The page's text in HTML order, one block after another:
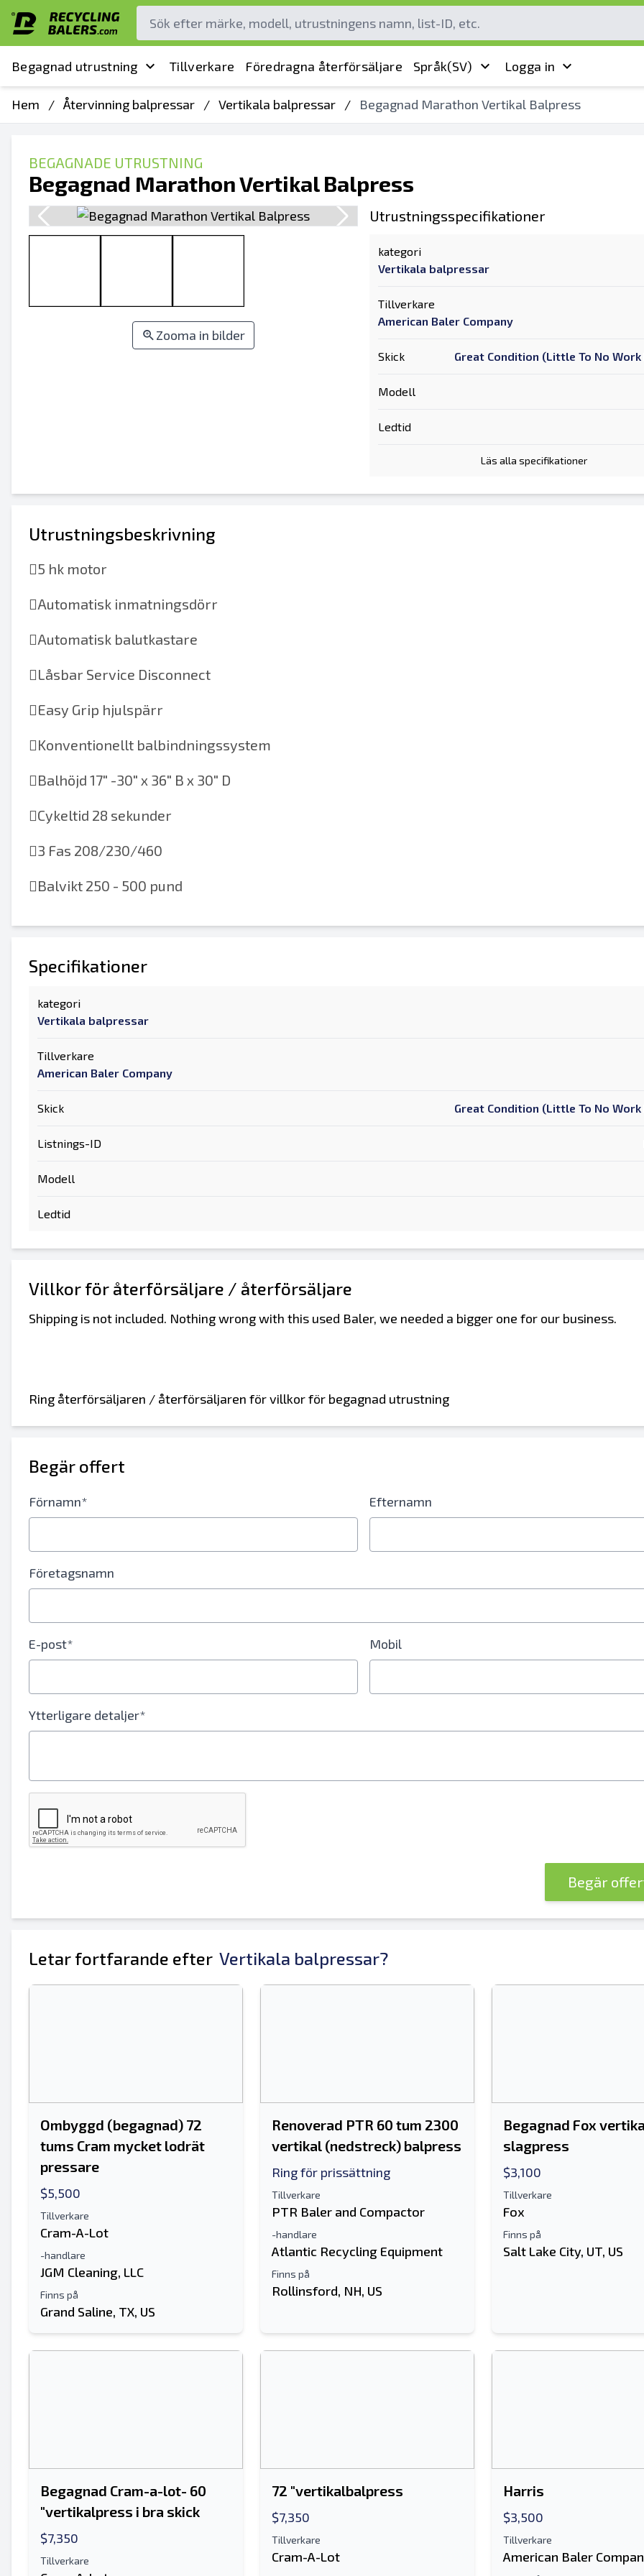
Begagnad utrustning Tillverkare Föredragna återförsäljare Språk(SV) Logga in
Hem / Återvinning balpressar / Vertikala balpressar / Begagnad Marathon Vertikal Balpress
BEGAGNADE UTRUSTNING
Begagnad Marathon Vertikal Balpress
Zooma in bilder
Utrustningsspecifikationer
kategori
Vertikala balpressar
Tillverkare
American Baler Company
Skick Great Condition (Little To No Work
Modell
Ledtid
Läs alla specifikationer
Utrustningsbeskrivning
5 hk motor
Automatisk inmatningsdörr
Automatisk balutkastare
Låsbar Service Disconnect
Easy Grip hjulspärr
Konventionellt balbindningssystem
Balhöjd 17" -30" x 36" B x 30" D
Cykeltid 28 sekunder
3 Fas 208/230/460
Balvikt 250 - 500 pund
Specifikationer
kategori
Vertikala balpressar
Tillverkare
American Baler Company
Skick Great Condition (Little To No Work
Listnings-ID
Modell
Ledtid
Villkor för återförsäljare / återförsäljare
Shipping is not included. Nothing wrong with this used Baler, we needed a bigger one for our business.
Ring återförsäljaren / återförsäljaren för villkor för begagnad utrustning
Begär offert
Förnamn* Efternamn
Företagsnamn
E-post* Mobil
Ytterligare detaljer*
Begär
Send a Message
E-postadress
Mobil
Letar fortfarande efter Vertikala balpressar?
Ombyggd (begagnad) 72
tums Cram mycket lodrät
pressare
$5,500
Tillverkare
Cram-A-Lot
-handlare
JGM Cleaning, LLC
Finns på
Grand Saline, TX, US
Renoverad PTR 60 tum 2300
vertikal (nedstreck) balpress
Ring för prissättning
Tillverkare
PTR Baler and Compactor
-handlare
Atlantic Recycling Equipment
Finns på
Rollinsford, NH, US
Begagnad Fox
slagpress
$3,100
Tillverkare
Fox
Finns på
Salt Lake City, UT, US
Begagnad Cram-a-lot- 60
"vertikalpress i bra skick
$7,350
Tillverkare
72 "vertikalbalpress
$7,350
Tillverkare
Cram-A-Lot
Harris
$3,500
Tillverkare
American Baler
Antingen e-postadress eller fält för mobilnummer krävs
Skicka annons till e-post